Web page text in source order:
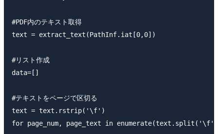
#PDF内のテキスト取得
text = extract_text(PathInf.iat[0,0])
#リスト作成
data=[]
#テキストをページで区切る
text = text.rstrip('\f')
for page_num, page_text in